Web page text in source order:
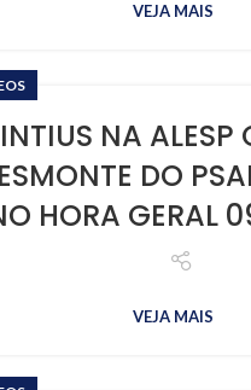
VEJA MAIS
NA ALESP
DO
HORA GERAL
VEJA MAIS